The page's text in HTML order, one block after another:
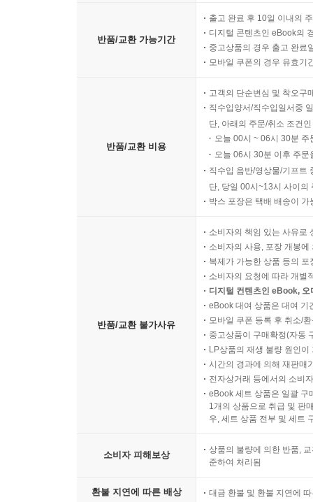
반품/교환 가능기간
출고 완료 후 10일 이내의
디지털 콘텐츠인 eBook의
중고상품의 경우 출고 완료
모바일 쿠폰의 경우 유효기
반품/교환 비용
고객의 단순변심 및 착오구
직수입양서/직수입일서중
단, 아래의 주문/취소 조건
오늘 00시 ~ 06시 30분
오늘 06시 30분 이후 주
직수입 음반/영상물/기프트
단, 당일 00시~13시 사이의
박스 포장은 택배 배송이
반품/교환 불가사유
소비자의 책임 있는 사유로
소비자의 사용, 포장 개봉
복제가 가능한 상품 등의
소비자의 요청에 따라 개별
디지털 컨텐츠인 eBook,
eBook 대여 상품은 대여 기
모바일 쿠폰 등록 후 취소/
중고상품이 구매확정(자동
LP상품의 재생 불량 원인
시간의 경과에 의해 재판매
전자상거래 등에서의 소비
eBook 세트 상품은 일괄 구
1개의 상품으로 취급 및 판
우, 세트 상품 전부 및 세트
소비자 피해보상
상품의 불량에 의한 반품,
준하여 처리됨
환불 지연에 따른 배상 대금 환불 및 환불 지연에